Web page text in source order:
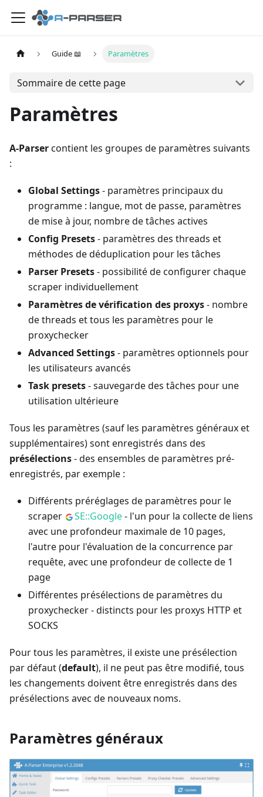
Guide 📖 Paramètres
Sommaire de cette page
Paramètres
A-Parsercontient les groupes de paramètres suivants
:
Global Settings- paramètres principaux du
programme : langue, mot de passe, paramètres
de mise à jour, nombre de tâches actives
Config Presets- paramètres des threads et
méthodes de déduplication pour les tâches
Parser Presets- possibilité de configurer chaque
scraper individuellement
Paramètres de vérification des proxys- nombre
de threads et tous les paramètres pour le
proxychecker
Advanced Settings- paramètres optionnels pour
les utilisateurs avancés
Task presets- sauvegarde des tâches pour une
utilisation ultérieure
Tous les paramètres (sauf les paramètres généraux et
supplémentaires) sont enregistrés dans des
présélections- des ensembles de paramètres pré-
enregistrés, par exemple :
Différents préréglages de paramètres pour le
scraper
SE::Google- l'un pour la collecte de liens
avec une profondeur maximale de 10 pages,
l'autre pour l'évaluation de la concurrence par
requête, avec une profondeur de collecte de 1
page
Différentes présélections de paramètres du
proxychecker - distincts pour les proxys HTTP et
SOCKS
Pour tous les paramètres, il existe une présélection
par défaut (default), il ne peut pas être modifié, tous
les changements doivent être enregistrés dans des
présélections avec de nouveaux noms.
Paramètres généraux